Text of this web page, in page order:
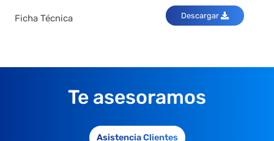
Ficha Técnica Descargar
Te asesoramos
Asistencia Clientes